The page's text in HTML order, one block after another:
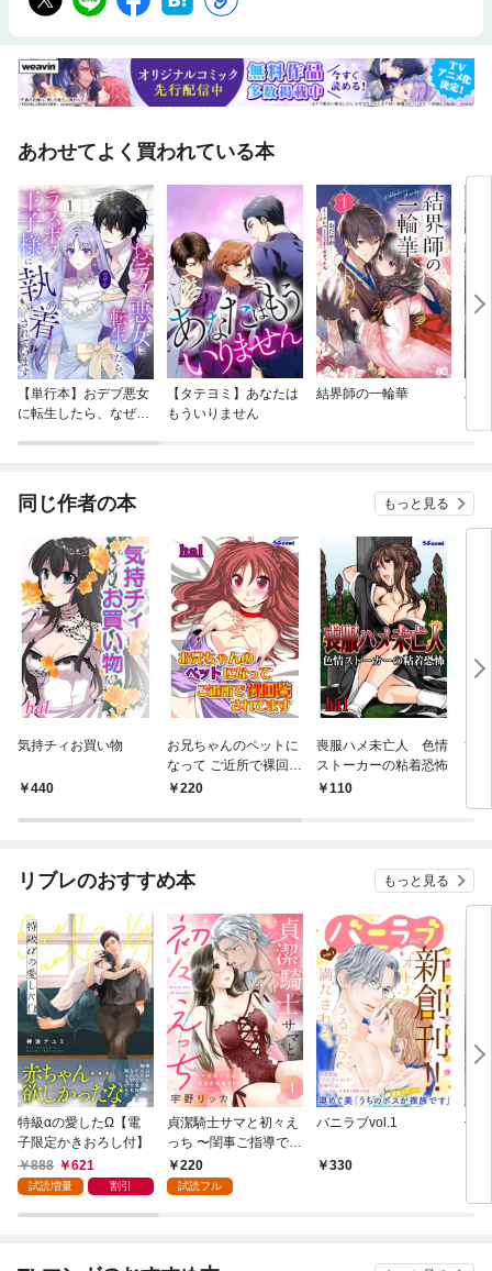
あわせてよく買われている本
【単行本】おデブ悪女
に転生したら、なぜか
【タテヨミ】あなたは
もういりません
結界師の一輪華
バ
今
同じ作者の本 もっと見る
気持チィお買い物
440
お兄ちゃんのペットに
なって ご近所で裸回覧
されてます
220
喪服ハメ未亡人 色情
ストーカーの粘着恐怖
110
ひ
リブレのおすすめ本 もっと見る
特級αの愛したΩ【電
子限定かきおろし付】
888
621
試読増量 割引
貞潔騎士サマと初々え
っち 〜閨事ご指導でき
かねます！〜（1）
220
試読フル
バニラブvol.1
330
偽